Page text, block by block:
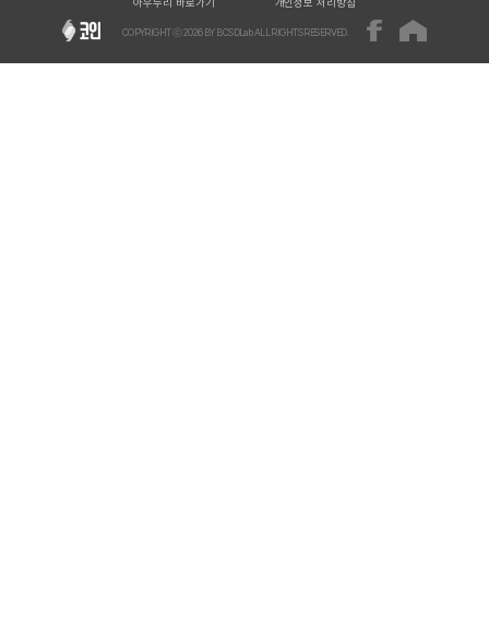
COPYRIGHT ⓒ2026BY BCSDLab ALL RIGHTS RESERVED.